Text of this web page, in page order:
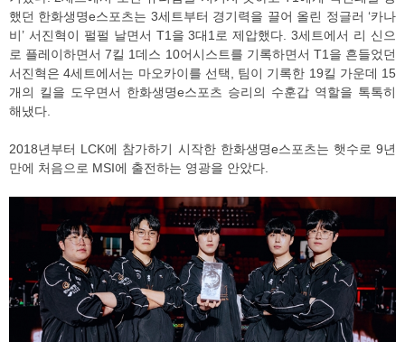
했던 한화생명e스포츠는 3세트부터 경기력을 끌어 올린 정글러 ‘카나
비’ 서진혁이 펄펄 날면서 T1을 3대1로 제압했다. 3세트에서 리 신으
로 플레이하면서 7킬 1데스 10어시스트를 기록하면서 T1을 흔들었던
서진혁은 4세트에서는 마오카이를 선택, 팀이 기록한 19킬 가운데 15
개의 킬을 도우면서 한화생명e스포츠 승리의 수훈갑 역할을 톡톡히
해냈다.
2018년부터 LCK에 참가하기 시작한 한화생명e스포츠는 햇수로 9년
만에 처음으로 MSI에 출전하는 영광을 안았다.